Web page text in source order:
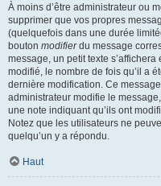
À moins d’être administrateur ou
supprimer que vos propres
(quelquefois dans une durée
bouton modifierdu message
message, un petit texte
modifié, le nombre de fois qu’il a
dernière modification. Ce
administrateur modifie le
une note indiquant qu’ils ont
Notez que les utilisateurs ne
quelqu’un y a répondu.
Haut